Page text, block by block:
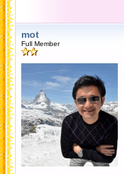
mot
Full Member